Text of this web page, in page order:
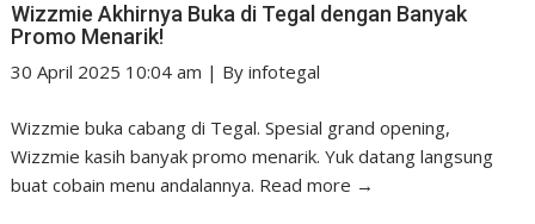
Wizzmie Akhirnya Buka di Tegal dengan Banyak
Promo Menarik!
30 April 2025 10:04 am | Byinfotegal
Wizzmie buka cabang di Tegal. Spesial grand opening,
Wizzmie kasih banyak promo menarik. Yuk datang langsung
buat cobain menu andalannya. Read more →